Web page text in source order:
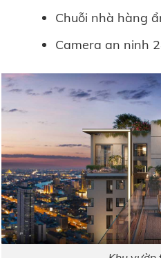
Chuỗi nhà hàng
Camera an ninh